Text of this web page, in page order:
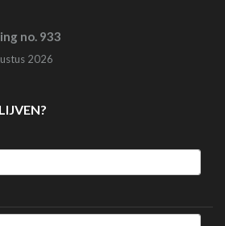
no. 933
2026